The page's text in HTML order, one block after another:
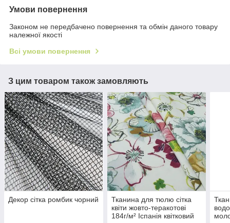
Умови повернення
Законом не передбачено повернення та обмін даного товару
належної якості
Всі умови повернення
З цим товаром також замовляють
Декор сітка ромбик чорний
Тканина для тюлю сітка
квіти жовто-теракотові
184г/м² Іспанія квітковий